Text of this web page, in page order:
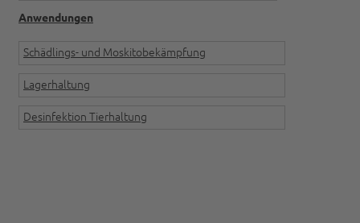
Anwendungen
Schädlings- und Moskitobekämpfung
Lagerhaltung
Desinfektion Tierhaltung